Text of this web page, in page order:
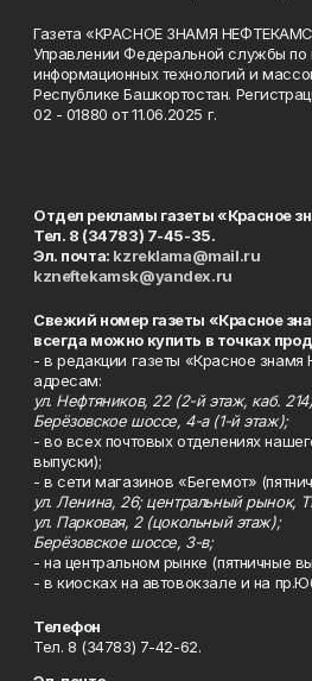
Газета «КРАСНОЕ ЗНАМЯ
Управлении Федеральной службы по
информационных технологий и
Республике Башкортостан.
02 - 01880 от 11.06.2025 г.
Отдел рекламы газеты «Красное
Тел. 8 (34783) 7-45-35.
Эл. почта: kzreklama@mail.ru
kzneftekamsk@yandex.ru
Свежий номер газеты «Красное
всегда можно купить в точках
- в редакции газеты «Красное знамя
адресам:
ул. Нефтяников, 22 (2-й этаж, каб.
Берёзовское шоссе, 4-а (1-й этаж);
- во всех почтовых отделениях
выпуски);
- в сети магазинов «Бегемот»
ул. Ленина, 26; центральный рынок,
ул. Парковая, 2 (цокольный этаж);
Берёзовское шоссе, 3-в;
- на центральном рынке (пятничные
- в киосках на автовокзале и на
Телефон
Тел. 8 (34783) 7-42-62.